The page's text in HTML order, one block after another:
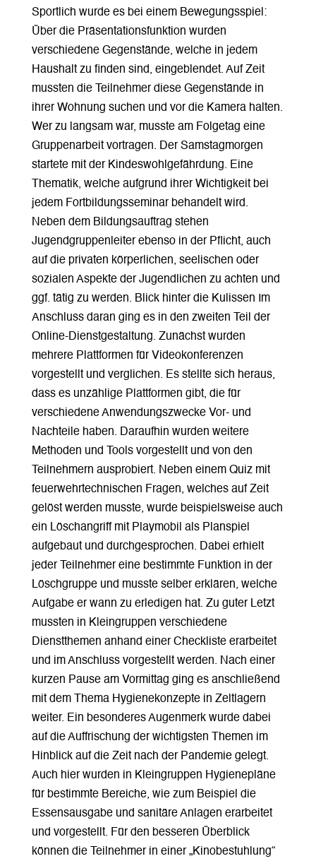
Sportlich wurde es bei einem Bewegungsspiel:
Über die Präsentationsfunktion wurden
verschiedene Gegenstände, welche in jedem
Haushalt zu finden sind, eingeblendet. Auf Zeit
mussten die Teilnehmer diese Gegenstände in
ihrer Wohnung suchen und vor die Kamera halten.
Wer zu langsam war, musste am Folgetag eine
Gruppenarbeit vortragen. Der Samstagmorgen
startete mit der Kindeswohlgefährdung. Eine
Thematik, welche aufgrund ihrer Wichtigkeit bei
jedem Fortbildungsseminar behandelt wird.
Neben dem Bildungsauftrag stehen
Jugendgruppenleiter ebenso in der Pflicht, auch
auf die privaten körperlichen, seelischen oder
sozialen Aspekte der Jugendlichen zu achten und
ggf. tätig zu werden. Blick hinter die Kulissen Im
Anschluss daran ging es in den zweiten Teil der
Online-Dienstgestaltung. Zunächst wurden
mehrere Plattformen für Videokonferenzen
vorgestellt und verglichen. Es stellte sich heraus,
dass es unzählige Plattformen gibt, die für
verschiedene Anwendungszwecke Vor- und
Nachteile haben. Daraufhin wurden weitere
Methoden und Tools vorgestellt und von den
Teilnehmern ausprobiert. Neben einem Quiz mit
feuerwehrtechnischen Fragen, welches auf Zeit
gelöst werden musste, wurde beispielsweise auch
ein Löschangriff mit Playmobil als Planspiel
aufgebaut und durchgesprochen. Dabei erhielt
jeder Teilnehmer eine bestimmte Funktion in der
Löschgruppe und musste selber erklären, welche
Aufgabe er wann zu erledigen hat. Zu guter Letzt
mussten in Kleingruppen verschiedene
Dienstthemen anhand einer Checkliste erarbeitet
und im Anschluss vorgestellt werden. Nach einer
kurzen Pause am Vormittag ging es anschließend
mit dem Thema Hygienekonzepte in Zeltlagern
weiter. Ein besonderes Augenmerk wurde dabei
auf die Auffrischung der wichtigsten Themen im
Hinblick auf die Zeit nach der Pandemie gelegt.
Auch hier wurden in Kleingruppen Hygienepläne
für bestimmte Bereiche, wie zum Beispiel die
Essensausgabe und sanitäre Anlagen erarbeitet
und vorgestellt. Für den besseren Überblick
können die Teilnehmer in einer „Kinobestuhlung“